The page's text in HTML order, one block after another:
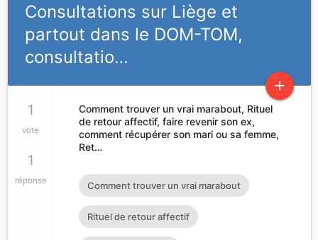
Consultations sur Liège et
partout dans le DOM-TOM,
consultatio…
add
1
vote
1
réponse
Comment trouver un vrai marabout, Rituel
de retour affectif, faire revenir son ex,
comment récupérer son mari ou sa femme,
Ret…
Comment trouver un vrai marabout
Rituel de retour affectif